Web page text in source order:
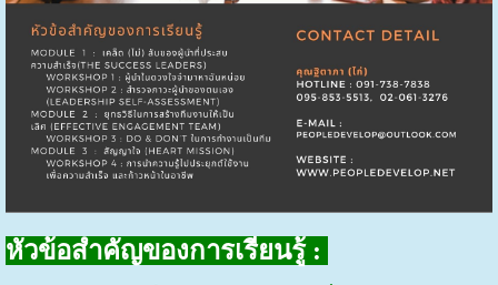
หัวข้อสำคัญของการเรียนรู้ :